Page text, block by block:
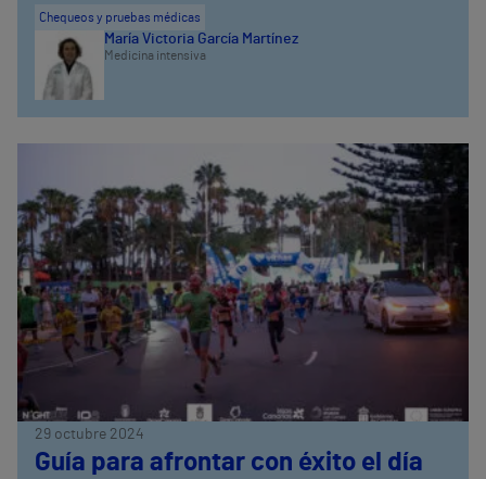
Chequeos y pruebas médicas
María Victoria García Martínez
Medicina intensiva
29 octubre 2024
Guía para afrontar con éxito el día